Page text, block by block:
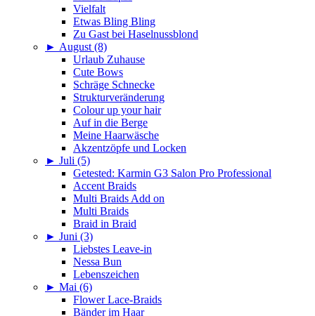
Vielfalt
Etwas Bling Bling
Zu Gast bei Haselnussblond
► August (8)
Urlaub Zuhause
Cute Bows
Schräge Schnecke
Strukturveränderung
Colour up your hair
Auf in die Berge
Meine Haarwäsche
Akzentzöpfe und Locken
► Juli (5)
Getested: Karmin G3 Salon Pro Professional
Accent Braids
Multi Braids Add on
Multi Braids
Braid in Braid
► Juni (3)
Liebstes Leave-in
Nessa Bun
Lebenszeichen
► Mai (6)
Flower Lace-Braids
Bänder im Haar